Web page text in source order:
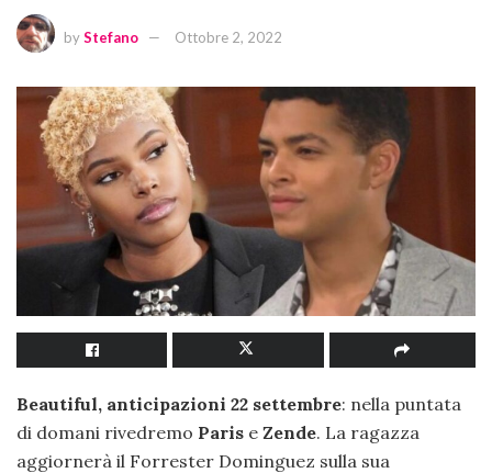
byStefano Ottobre 2, 2022
Beautiful, anticipazioni 22 settembre: nella puntata
di domani rivedremo Paris e Zende. La ragazza
aggiornerà il Forrester Dominguez sulla sua